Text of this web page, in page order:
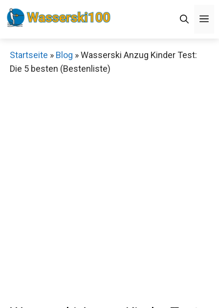
Zum
Inhalt
Startseite » Blog »Wasserski Anzug Kinder Test:
Die 5 besten (Bestenliste)